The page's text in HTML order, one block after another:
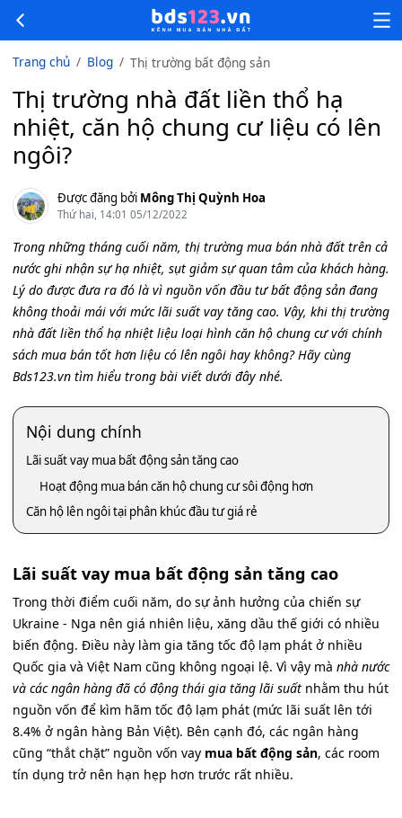
Trang chủ Blog Thị trường bất động sản
Thị trường nhà đất liền thổ hạ
nhiệt, căn hộ chung cư liệu có lên
ngôi?
Được đăng bởi Mông Thị Quỳnh Hoa
Thứ hai, 14:01 05/12/2022
Trong những tháng cuối năm, thị trường mua bán nhà đất trên cả
nước ghi nhận sự hạ nhiệt, sụt giảm sự quan tâm của khách hàng.
Lý do được đưa ra đó là vì nguồn vốn đầu tư bất động sản đang
không thoải mái với mức lãi suất vay tăng cao. Vậy, khi thị trường
nhà đất liền thổ hạ nhiệt liệu loại hình căn hộ chung cư với chính
sách mua bán tốt hơn liệu có lên ngôi hay không? Hãy cùng
Bds123.vn tìm hiểu trong bài viết dưới đây nhé.
Nội dung chính
Lãi suất vay mua bất động sản tăng cao
Hoạt động mua bán căn hộ chung cư sôi động hơn
Căn hộ lên ngôi tại phân khúc đầu tư giá rẻ
Lãi suất vay mua bất động sản tăng cao
Trong thời điểm cuối năm, do sự ảnh hưởng của chiến sự
Ukraine - Nga nên giá nhiên liệu, xăng dầu thế giới có nhiều
biến động. Điều này làm gia tăng tốc độ lạm phát ở nhiều
Quốc gia và Việt Nam cũng không ngoại lệ. Vì vậy mà nhà nước
và các ngân hàng đã có động thái gia tăng lãi suất nhằm thu hút
nguồn vốn để kìm hãm tốc độ lạm phát (mức lãi suất lên tới
8.4% ở ngân hàng Bản Việt). Bên cạnh đó, các ngân hàng
cũng “thắt chặt” nguồn vốn vay mua bất động sản, các room
tín dụng trở nên hạn hẹp hơn trước rất nhiều.